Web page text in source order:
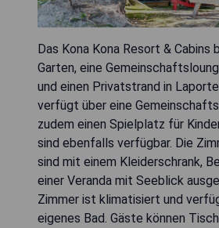
Das Kona Kona Resort & Cabins
Garten, eine
und einen Privatstrand in
verfügt über eine
zudem einen Spielplatz für
sind ebenfalls verfügbar. Die
sind mit einem Kleiderschrank,
einer Veranda mit Seeblick
Zimmer ist klimatisiert und
eigenes Bad. Gäste können